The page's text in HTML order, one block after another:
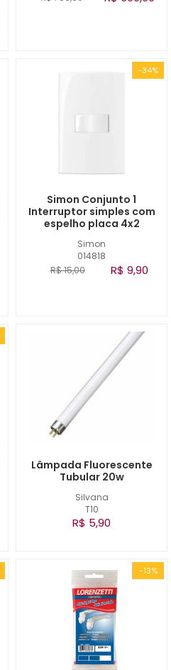
-34%
Simon
014818
Simon Conjunto 1
Interruptor simples com
espelho placa 4x2
R$ 15,00 R$ 9,90
Silvana
T10
Lâmpada Fluorescente
Tubular 20w
R$ 5,90
-13%